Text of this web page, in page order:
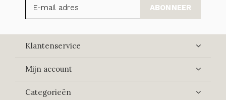
ABONNEER
Klantenservice
Mijn account
Categorieën